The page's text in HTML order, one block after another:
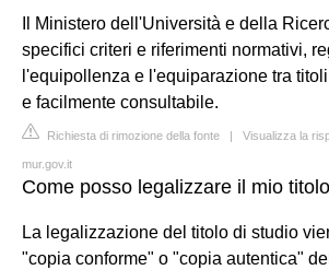
Il Ministero dell'Università e della
specifici criteri e riferimenti normativi,
l'equipollenza e l'equiparazione tra
e facilmente consultabile.
Richiesta di rimozione della fonte | Visualizza la
mur.gov.it
Come posso legalizzare il mio
La legalizzazione del titolo di studio
"copia conforme" o "copia autentica"